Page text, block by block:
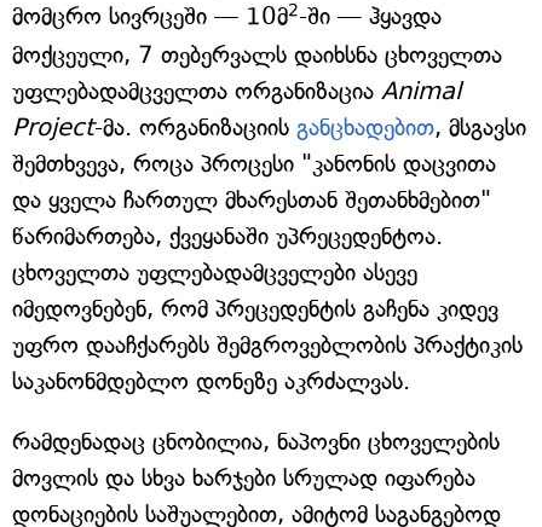
მომცრო სივრცეში — 10მ2-ში — ჰყავდა
მოქცეული, 7 თებერვალს დაიხსნა ცხოველთა
უფლებადამცველთა ორგანიზაცია Animal
Project-მა. ორგანიზაციის განცხადებით, მსგავსი
შემთხვევა, როცა პროცესი "კანონის დაცვითა
და ყველა ჩართულ მხარესთან შეთანხმებით"
წარიმართება, ქვეყანაში უპრეცედენტოა.
ცხოველთა უფლებადამცველები ასევე
იმედოვნებენ, რომ პრეცედენტის გაჩენა კიდევ
უფრო დააჩქარებს შემგროვებლობის პრაქტიკის
საკანონმდებლო დონეზე აკრძალვას.
რამდენადაც ცნობილია, ნაპოვნი ცხოველების
მოვლის და სხვა ხარჯები სრულად იფარება
დონაციების საშუალებით, ამიტომ საგანგებოდ